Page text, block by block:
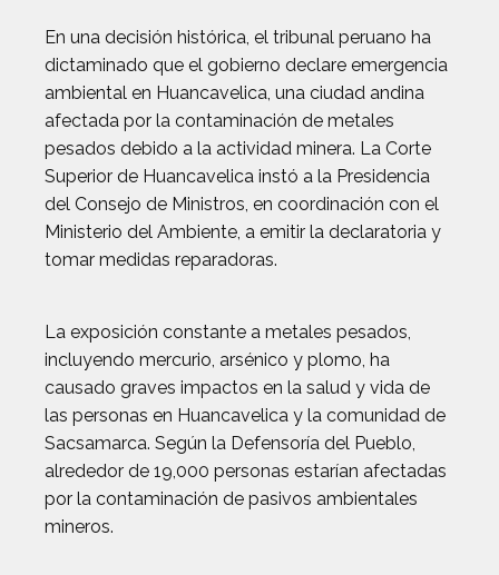
En una decisión histórica, el tribunal peruano ha
dictaminado que el gobierno declare emergencia
ambiental en Huancavelica, una ciudad andina
afectada por la contaminación de metales
pesados debido a la actividad minera. La Corte
Superior de Huancavelica instó a la Presidencia
del Consejo de Ministros, en coordinación con el
Ministerio del Ambiente, a emitir la declaratoria y
tomar medidas reparadoras.
La exposición constante a metales pesados,
incluyendo mercurio, arsénico y plomo, ha
causado graves impactos en la salud y vida de
las personas en Huancavelica y la comunidad de
Sacsamarca. Según la Defensoría del Pueblo,
alrededor de 19,000 personas estarían afectadas
por la contaminación de pasivos ambientales
mineros.